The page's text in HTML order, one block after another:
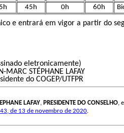
45h 0h 60h
e entrará em vigor a partir do
eletronicamente)
MARC STÉPHANE LAFAY
do COGEP/UTFPR
LAFAY, PRESIDENTE DO CONSELHO,
de 13 de novembro de 2020.